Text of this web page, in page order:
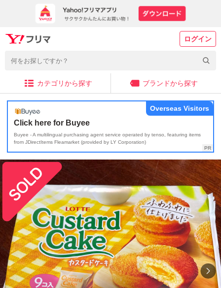
ログイン
カテゴリから探す ブランドから探す
Click here for Buyee
Buyee - A multilingual purchasing agent service operated by tenso, featuring items
from JDirectItems Fleamarket (provided by LY Corporation)
Overseas Visitors